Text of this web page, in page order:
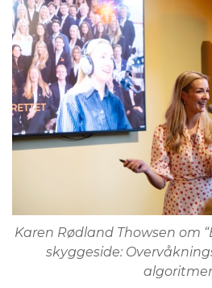
Karen Rødland Thowsen om
skyggeside: